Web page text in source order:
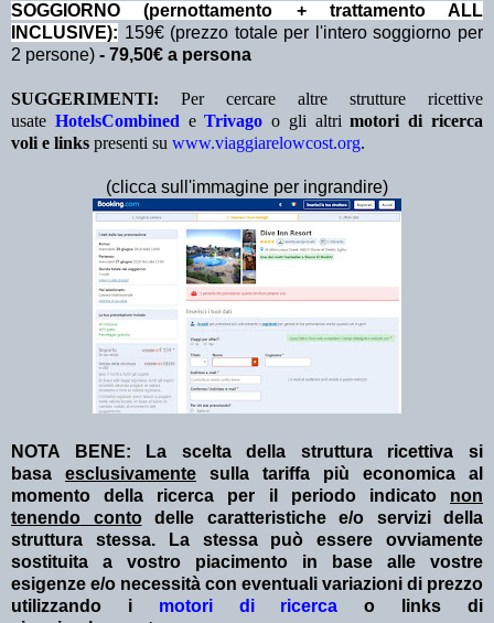
SOGGIORNO (pernottamento + trattamento ALL
INCLUSIVE): 159€ (prezzo totale per l'intero soggiorno per
2 persone) - 79,50€ a persona
SUGGERIMENTI: Per cercare altre strutture ricettive
usate HotelsCombined eTrivago o gli altrimotori di ricerca
voli e links presenti su www.viaggiarelowcost.org.
(clicca sull'immagine per ingrandire)
NOTA BENE: La scelta della struttura ricettiva si
basa esclusivamente sulla tariffa più economica al
momento della ricerca per il periodo indicato non
tenendo contodelle caratteristiche e/o servizi della
struttura stessa. La stessa può essere ovviamente
sostituita a vostro piacimento in base alle vostre
esigenze e/o necessità con eventuali variazioni di prezzo
utilizzando i motori di ricerca o links di